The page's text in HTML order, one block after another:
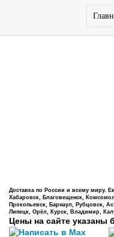
Доставка по России и всему миру.
Хабаровск, Благовещенск,
Прокопьевск, Барнаул, Рубцовск,
Липецк, Орёл, Курск, Владимир,
Цены на сайте указаны